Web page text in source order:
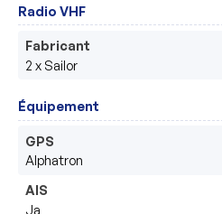
Radio VHF
Fabricant
2 x Sailor
Équipement
GPS
Alphatron
AIS
Ja